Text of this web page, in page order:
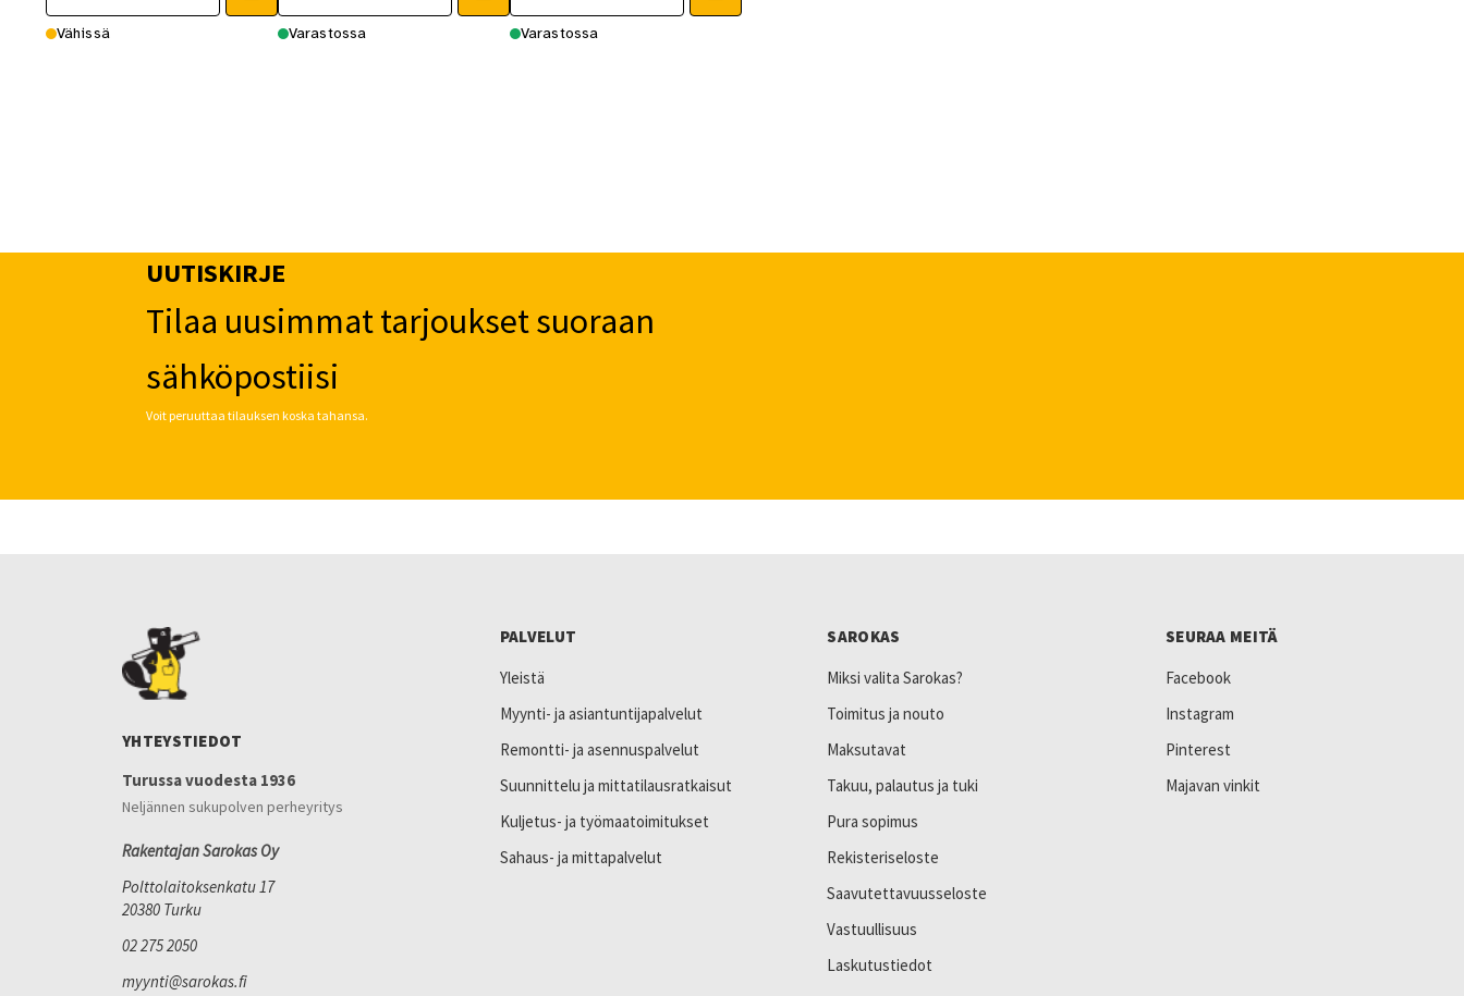
Vähissä Varastossa Varastossa
UUTISKIRJE
Tilaa uusimmat tarjoukset suoraan
sähköpostiisi
Voit peruuttaa tilauksen koska tahansa.
YHTEYSTIEDOT
Turussa vuodesta 1936
Neljännen sukupolven perheyritys
Rakentajan Sarokas Oy
Polttolaitoksenkatu 17
20380 Turku
02 275 2050
myynti@sarokas.fi
PALVELUT
Yleistä
Myynti- ja asiantuntijapalvelut
Remontti- ja asennuspalvelut
Suunnittelu ja mittatilausratkaisut
Kuljetus- ja työmaatoimitukset
Sahaus- ja mittapalvelut
SAROKAS
Miksi valita Sarokas?
Toimitus ja nouto
Maksutavat
Takuu, palautus ja tuki
Pura sopimus
Rekisteriseloste
Saavutettavuusseloste
Vastuullisuus
Laskutustiedot
SEURAA MEITÄ
Facebook
Instagram
Pinterest
Majavan vinkit